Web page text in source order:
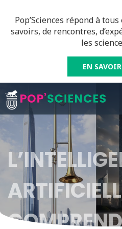
Pop’Sciences répond à
savoirs, de rencontres,
les
EN